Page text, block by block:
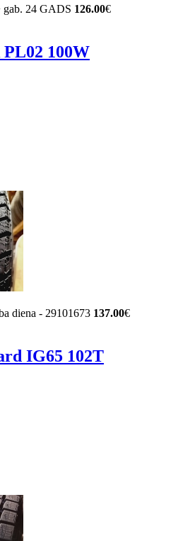
gab. 24 GADS 126.00€
100W
diena - 29101673 137.00€
IG65 102T